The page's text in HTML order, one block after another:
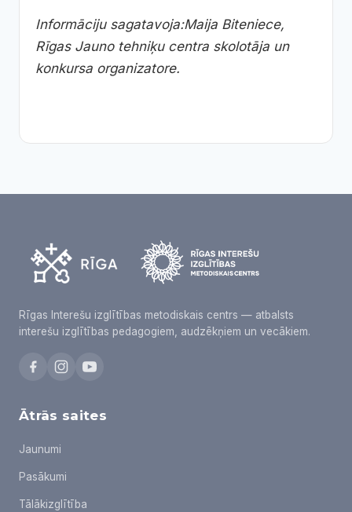
Informāciju sagatavoja:Maija Biteniece,
Rīgas Jauno tehniķu centra skolotāja un
konkursa organizatore.
Rīgas Interešu izglītības metodiskais centrs — atbalsts
interešu izglītības pedagogiem, audzēkņiem un vecākiem.
Ātrās saites
Jaunumi
Pasākumi
Tālākizglītība